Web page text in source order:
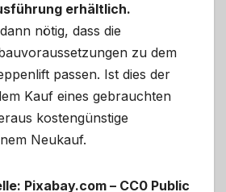
erhältlich.
nötig, dass die
zu dem
passen. Ist dies der
Kauf eines gebrauchten
kostengünstige
Neukauf.
Pixabay.com – CC0 Public